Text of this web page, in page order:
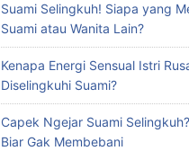
Suami Selingkuh! Siapa yang
Suami atau Wanita Lain?
Kenapa Energi Sensual Istri
Diselingkuhi Suami?
Capek Ngejar Suami
Biar Gak Membebani